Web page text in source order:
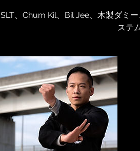
SLT、Chum Kil、Bil Jee、木製ダミ
ステ